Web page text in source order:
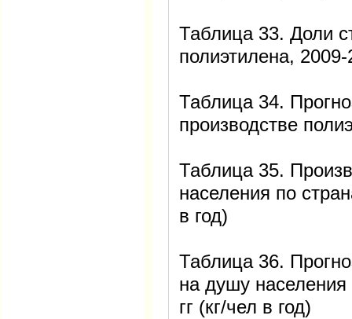
Таблица 33. Доли
полиэтилена, 2009-
Таблица 34.
производстве
Таблица 35.
населения по
в год)
Таблица 36.
на душу
гг (кг/чел в год)